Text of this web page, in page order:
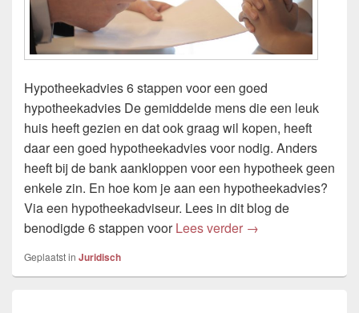
Hypotheekadvies 6 stappen voor een goed
hypotheekadvies De gemiddelde mens die een leuk
huis heeft gezien en dat ook graag wil kopen, heeft
daar een goed hypotheekadvies voor nodig. Anders
heeft bij de bank aankloppen voor een hypotheek geen
enkele zin. En hoe kom je aan een hypotheekadvies?
Via een hypotheekadviseur. Lees in dit blog de
benodigde 6 stappen voorLees verder Hypotheekadvies
→
Geplaatst in Juridisch